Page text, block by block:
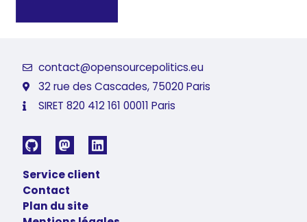
contact@opensourcepolitics.eu
32 rue des Cascades, 75020 Paris
SIRET 820 412 161 00011 Paris
Service client
Contact
Plan du site